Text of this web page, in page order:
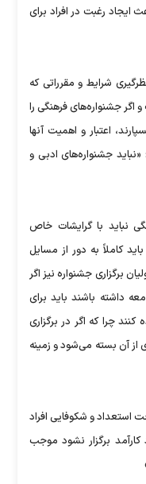
ایجاد رغبت در افراد برای
شرایط و مقرراتی که
اگر جشنواره‌های فرهنگی را
اعتبار و اهمیت آنها
جشنواره‌های ادبی و
نباید با گرایشات خاص
کاملاً به دور از مسایل
برگزاری جشنواره نیز اگر
داشته باشند باید برای
کنند چرا که اگر در برگزاری
از آن بسته می‌شود و زمینه
استعداد و شکوفایی افراد
کارآمد برگزار نشود موجب